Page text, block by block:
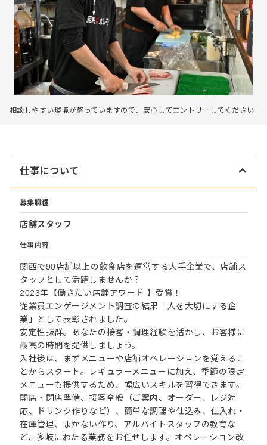
相談しやすい環境が整っていますので、安心してエントリーしてください
仕事について
募集職種
店舗スタッフ
仕事内容
関西で90店舗以上の飲食店を運営する大手企業で、店舗ス
タッフとして活躍しませんか？
2023年【働きたい店舗アワード 】受賞！
従業員エンゲージメント調査の結果「人を大切にする企
業」として表彰されました。
安定性抜群。あなたの接客・調理経験を活かし、お客様に
最高の時間を提供しましょう。
入社後は、まずメニューや店舗オペレーションを覚えるこ
とからスタート。レギュラーメニューに加え、季節の限定
メニューも提供するため、幅広いスキルを習得できます。
開店・閉店準備、接客全般（ご案内、オーダー、レジ対
応、ドリンク作りなど）、簡単な調理や仕込み、仕入れ・
在庫管理、まかない作り、アルバイトスタッフの教育な
ど、多岐にわたる業務をお任せします。オペレーション改